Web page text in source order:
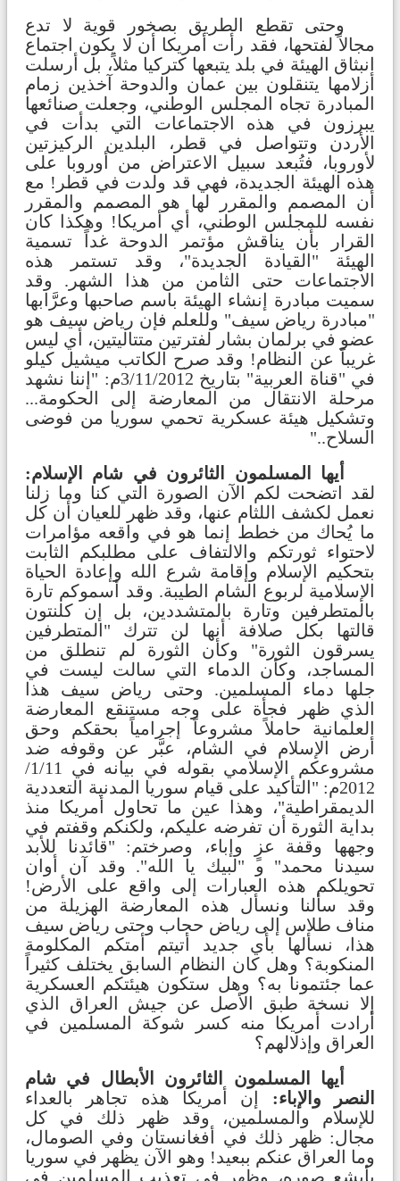
وحتى تقطع الطريق بصخور قوية لا تدع
مجالاً لفتحها، فقد رأت أمريكا أن لا يكون اجتماع
انبثاق الهيئة في بلد يتبعها كتركيا مثلاً، بل أرسلت
أزلامها يتنقلون بين عمان والدوحة آخذين زمام
المبادرة تجاه المجلس الوطني، وجعلت صنائعها
يبرزون في هذه الاجتماعات التي بدأت في
الأردن وتتواصل في قطر، البلدين الركيزتين
لأوروبا، فتُبعد سبيل الاعتراض من أوروبا على
هذه الهيئة الجديدة، فهي قد ولدت في قطر! مع
أن المصمم والمقرر لها هو المصمم والمقرر
نفسه للمجلس الوطني، أي أمريكا! وهكذا كان
القرار بأن يناقش مؤتمر الدوحة غداً تسمية
الهيئة "القيادة الجديدة"، وقد تستمر هذه
الاجتماعات حتى الثامن من هذا الشهر. وقد
سميت مبادرة إنشاء الهيئة باسم صاحبها وعرَّابها
"مبادرة رياض سيف" وللعلم فإن رياض سيف هو
عضو في برلمان بشار لفترتين متتاليتين، أي ليس
غريباً عن النظام! وقد صرح الكاتب ميشيل كيلو
في "قناة العربية" بتاريخ 3/11/2012م: "إننا نشهد
مرحلة الانتقال من المعارضة إلى الحكومة...
وتشكيل هيئة عسكرية تحمي سوريا من فوضى
السلاح.."
أيها المسلمون الثائرون في شام الإسلام:
لقد اتضحت لكم الآن الصورة التي كنا وما زلنا
نعمل لكشف اللثام عنها، وقد ظهر للعيان أن كل
ما يُحاك من خطط إنما هو في واقعه مؤامرات
لاحتواء ثورتكم والالتفاف على مطلبكم الثابت
بتحكيم الإسلام وإقامة شرع الله وإعادة الحياة
الإسلامية لربوع الشام الطيبة. وقد أسموكم تارة
بالمتطرفين وتارة بالمتشددين، بل إن كلنتون
قالتها بكل صلافة أنها لن تترك "المتطرفين
يسرقون الثورة" وكأن الثورة لم تنطلق من
المساجد، وكأن الدماء التي سالت ليست في
جلها دماء المسلمين. وحتى رياض سيف هذا
الذي ظهر فجأة على وجه مستنقع المعارضة
العلمانية حاملاً مشروعاً إجرامياً بحقكم وحق
أرض الإسلام في الشام، عبَّر عن وقوفه ضد
مشروعكم الإسلامي بقوله في بيانه في 1/11/
2012م: "
التأكيد على قيام سوريا المدنية التعددية
الديمقراطية"، وهذا عين ما تحاول أمريكا منذ
بداية الثورة أن تفرضه عليكم، ولكنكم وقفتم في
وجهها وقفة عزٍ وإباء، وصرختم: "قائدنا للأبد
سيدنا محمد" و "لبيك يا الله". وقد آن أوان
تحويلكم هذه العبارات إلى واقع على الأرض!
وقد سألنا ونسأل هذه المعارضة الهزيلة من
مناف طلاس إلى رياض حجاب وحتى رياض سيف
هذا، نسألها بأي جديد أتيتم أمتكم المكلومة
المنكوبة؟ وهل كان النظام السابق يختلف كثيراً
عما جئتمونا به؟ وهل ستكون هيئتكم العسكرية
إلا نسخة طبق الأصل عن جيش العراق الذي
أرادت أمريكا منه كسر شوكة المسلمين في
العراق وإذلالهم؟
أيها المسلمون الثائرون الأبطال في شام
النصر والإباء:
إن أمريكا هذه تجاهر بالعداء
للإسلام والمسلمين، وقد ظهر ذلك في كل
مجال: ظهر ذلك في أفغانستان وفي الصومال،
وما العراق عنكم ببعيد! وهو الآن يظهر في سوريا
بأبشع صوره، وظهر في تعذيب المسلمين في